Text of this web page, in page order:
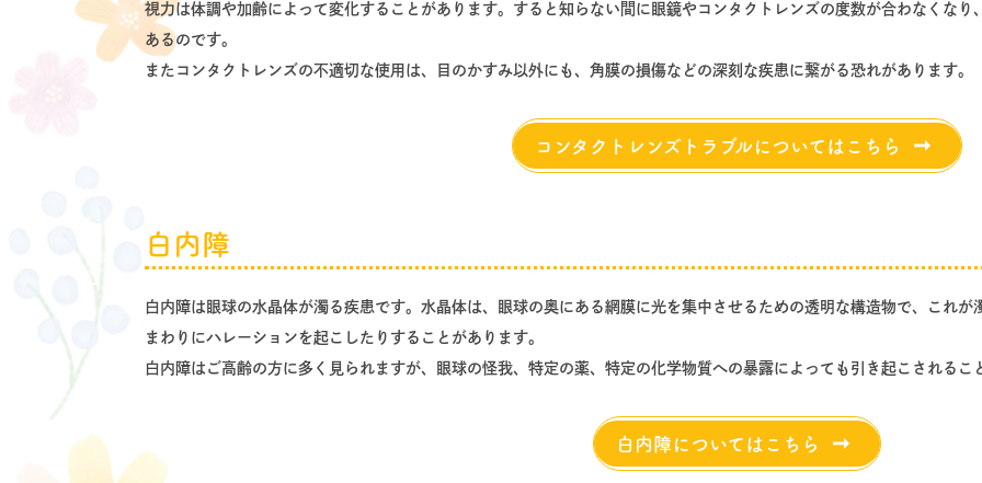
視力は体調や加齢によって変化することがあります。すると知らない間に眼鏡やコンタクトレンズの度数が合わなくな
あるのです。
またコンタクトレンズの不適切な使用は、目のかすみ以外にも、角膜の損傷などの深刻な疾患に繋がる恐れがあります。
コンタクトレンズトラブルについてはこちら
白内障
白内障は眼球の水晶体が濁る疾患です。水晶体は、眼球の奥にある網膜に光を集中させるための透明な構造物で、これ
まわりにハレーションを起こしたりすることがあります。
白内障はご高齢の方に多く見られますが、眼球の怪我、特定の薬、特定の化学物質への暴露によっても引き起こされるこ
白内障についてはこちら